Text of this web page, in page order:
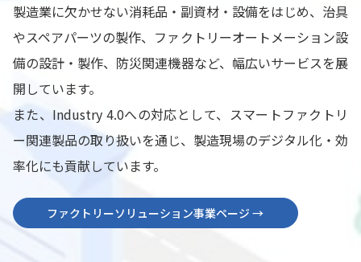
製造業に欠かせない消耗品・副資材・設備をはじめ、治具
やスペアパーツの製作、ファクトリーオートメーション設
備の設計・製作、防災関連機器など、幅広いサービスを展
開しています。
また、Industry 4.0への対応として、スマートファクトリ
ー関連製品の取り扱いを通じ、製造現場のデジタル化・効
率化にも貢献しています。
ファクトリーソリューション事業ページ →